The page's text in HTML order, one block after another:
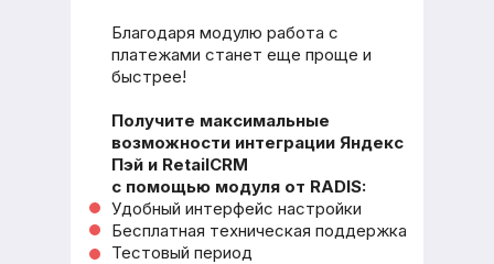
Благодаря модулю работа с
платежами станет еще проще и
быстрее!
Получите максимальные
возможности интеграции Яндекс
Пэй и RetailCRM
с помощью модуля от RADIS:
Удобный интерфейс настройки
Бесплатная техническая поддержка
Тестовый период